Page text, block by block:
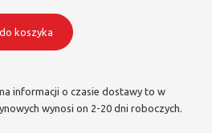
koszyka
informacji o czasie dostawy to w
wynosi on 2-20 dni roboczych.